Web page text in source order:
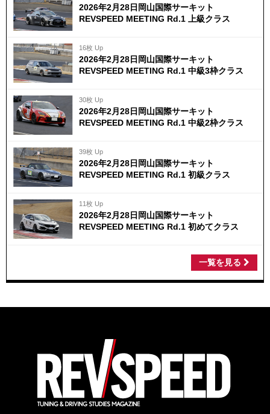
2026年2月28日岡山国際サーキット
REVSPEED MEETING Rd.1 上級クラス
16枚 Up
2026年2月28日岡山国際サーキット
REVSPEED MEETING Rd.1 中級3枠クラス
30枚 Up
2026年2月28日岡山国際サーキット
REVSPEED MEETING Rd.1 中級2枠クラス
39枚 Up
2026年2月28日岡山国際サーキット
REVSPEED MEETING Rd.1 初級クラス
11枚 Up
2026年2月28日岡山国際サーキット
REVSPEED MEETING Rd.1 初めてクラス
一覧を見る